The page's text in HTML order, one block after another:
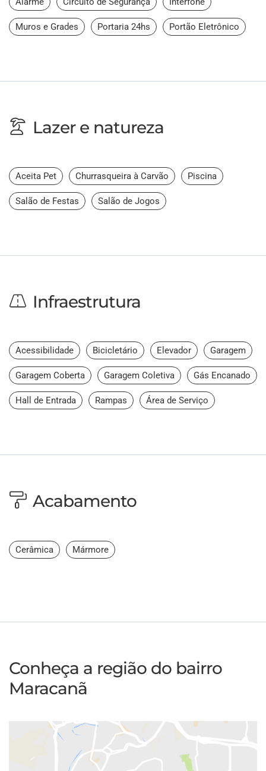
Muros e Grades Portaria 24hs Portão Eletrônico
Lazer e natureza
Aceita Pet Churrasqueira à Carvão Piscina
Salão de Festas Salão de Jogos
Infraestrutura
Acessibilidade Bicicletário Elevador Garagem
Garagem Coberta Garagem Coletiva Gás Encanado
Hall de Entrada Rampas Área de Serviço
Acabamento
Cerâmica Mármore
Conheça a região do bairro
Maracanã